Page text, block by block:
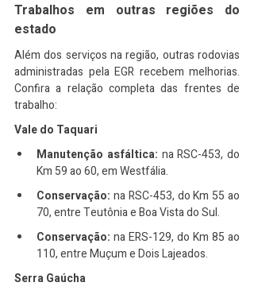
Trabalhos em outras regiões do
estado
Além dos serviços na região, outras rodovias
administradas pela EGR recebem melhorias.
Confira a relação completa das frentes de
trabalho:
Vale do Taquari
Manutenção asfáltica: na RSC-453, do
Km 59 ao 60, em Westfália.
Conservação: na RSC-453, do Km 55 ao
70, entre Teutônia e Boa Vista do Sul.
Conservação: na ERS-129, do Km 85 ao
110, entre Muçum e Dois Lajeados.
Serra Gaúcha